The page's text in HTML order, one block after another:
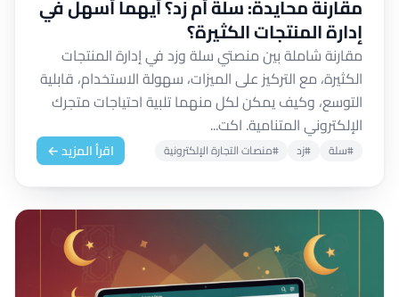
مقارنة محايدة: سلة أم زد؟ أيهما أسهل في
إدارة المنتجات الكثيرة؟
مقارنة شاملة بين منصتي سلة وزد في إدارة المنتجات
الكثيرة، مع التركيز على الميزات، سهولة الاستخدام، قابلية
التوسع، وكيف يمكن لكل منهما تلبية احتياجات متجرك
الإلكتروني المتنامية. اكت...
#سلة #زد #منصات التجارة الإلكترونية اقرأ المزيد ←